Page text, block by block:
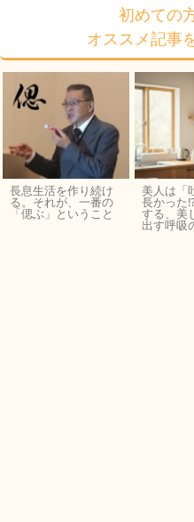
初めての
オススメ記事
長息生活を作り続け
る。それが、一番の
「偲ぶ」ということ
美人は「
長かった
する、美
出す呼吸